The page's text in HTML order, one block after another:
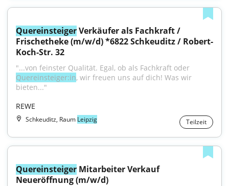
Quereinsteiger Verkäufer als Fachkraft /
Frischetheke (m/w/d) *6822 Schkeuditz / Robert-
Koch-Str. 32
Quereinsteiger:in, wir freuen uns auf dich! Was wir
bieten..."
REWE
Schkeuditz, Raum Leipzig Teilzeit
Quereinsteiger Mitarbeiter Verkauf
Neueröffnung (m/w/d)